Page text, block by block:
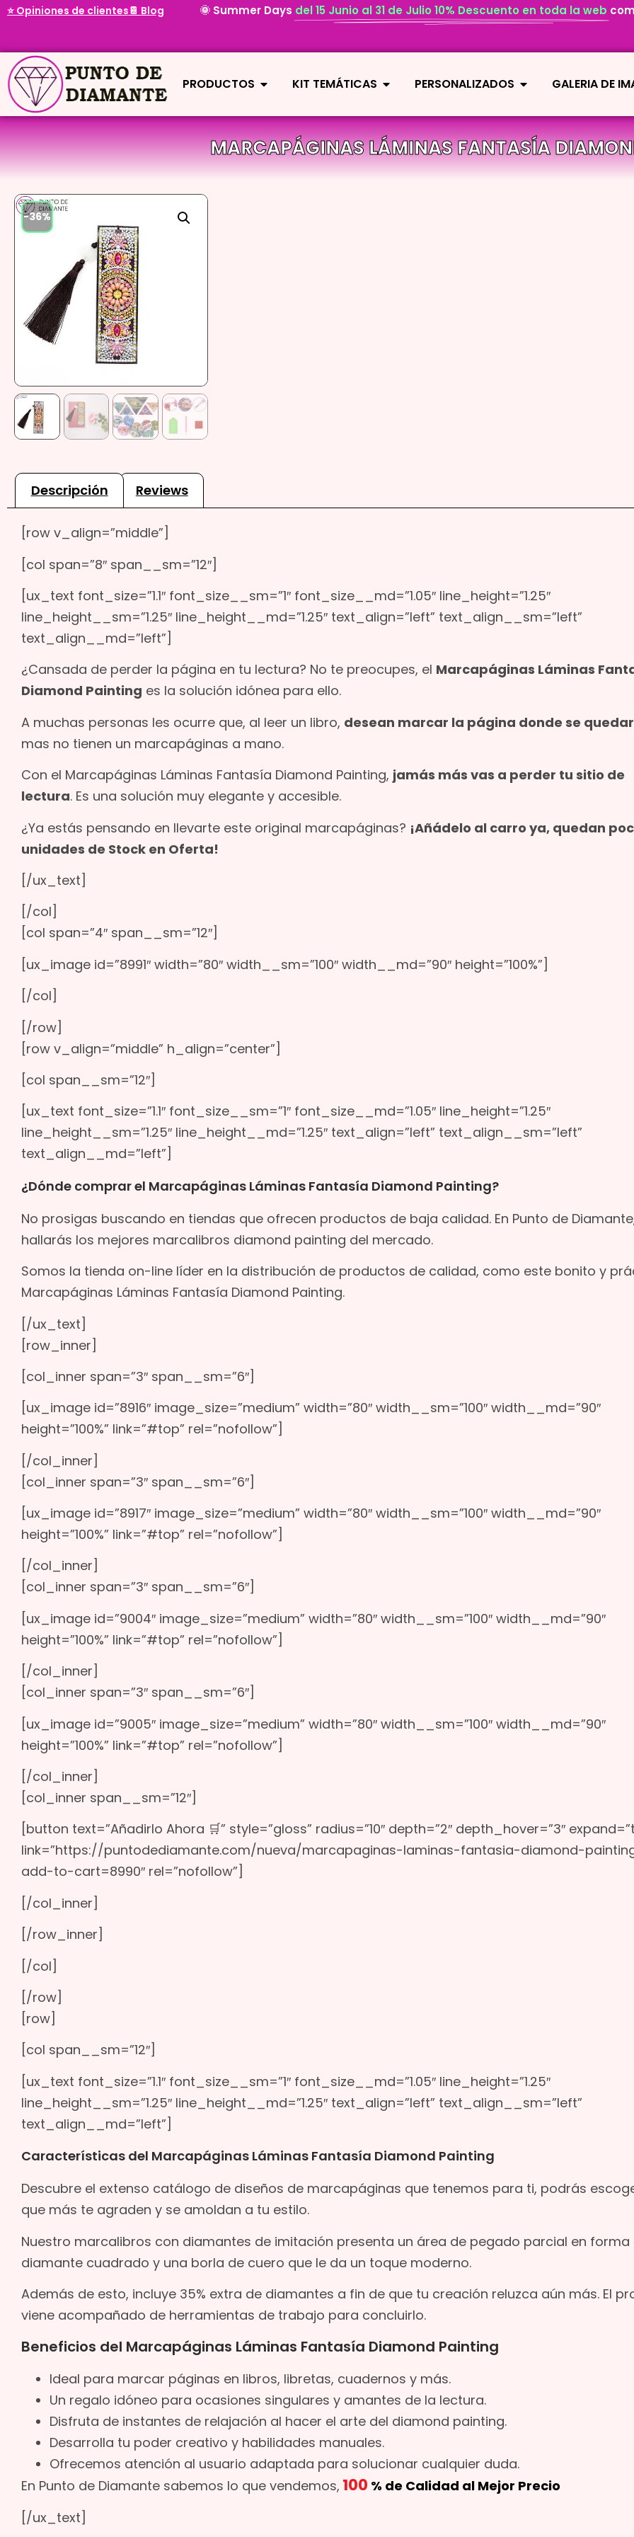
⭐ Opiniones de clientes📔 Blog 🌞 Summer Days del 15 Junio al 31 de Julio 10% Descuento en toda la web
PRODUCTOS KIT TEMÁTICAS PERSONALIZADOS GALERIA DE
MARCAPÁGINAS LÁMINAS FANTASÍA
-36%
Descripción Reviews
[row v_align=”middle”]
[col span=”8″ span__sm=”12″]
[ux_text font_size=”1.1″ font_size__sm=”1″ font_size__md=”1.05″ line_height=”1.25″
line_height__sm=”1.25″ line_height__md=”1.25″ text_align=”left” text_align__sm=”left”
text_align__md=”left”]
¿Cansada de perder la página en tu lectura? No te preocupes, el Marcapáginas Láminas
Diamond Painting es la solución idónea para ello.
A muchas personas les ocurre que, al leer un libro, desean marcar la página donde se
mas no tienen un marcapáginas a mano.
Con el Marcapáginas Láminas Fantasía Diamond Painting, jamás más vas a perder tu sitio de
lectura. Es una solución muy elegante y accesible.
¿Ya estás pensando en llevarte este original marcapáginas? ¡Añádelo al carro ya, quedan
unidades de Stock en Oferta!
[/ux_text]
[/col]
[col span=”4″ span__sm=”12″]
[ux_image id=”8991″ width=”80″ width__sm=”100″ width__md=”90″ height=”100%”]
[/col]
[/row]
[row v_align=”middle” h_align=”center”]
[col span__sm=”12″]
[ux_text font_size=”1.1″ font_size__sm=”1″ font_size__md=”1.05″ line_height=”1.25″
line_height__sm=”1.25″ line_height__md=”1.25″ text_align=”left” text_align__sm=”left”
text_align__md=”left”]
¿Dónde comprar el Marcapáginas Láminas Fantasía Diamond Painting?
No prosigas buscando en tiendas que ofrecen productos de baja calidad. En Punto de
hallarás los mejores marcalibros diamond painting del mercado.
Somos la tienda on-line líder en la distribución de productos de calidad, como este bonito y
Marcapáginas Láminas Fantasía Diamond Painting.
[/ux_text]
[row_inner]
[col_inner span=”3″ span__sm=”6″]
[ux_image id=”8916″ image_size=”medium” width=”80″ width__sm=”100″ width__md=”90″
height=”100%” link=”#top” rel=”nofollow”]
[/col_inner]
[col_inner span=”3″ span__sm=”6″]
[ux_image id=”8917″ image_size=”medium” width=”80″ width__sm=”100″ width__md=”90″
height=”100%” link=”#top” rel=”nofollow”]
[/col_inner]
[col_inner span=”3″ span__sm=”6″]
[ux_image id=”9004″ image_size=”medium” width=”80″ width__sm=”100″ width__md=”90″
height=”100%” link=”#top” rel=”nofollow”]
[/col_inner]
[col_inner span=”3″ span__sm=”6″]
[ux_image id=”9005″ image_size=”medium” width=”80″ width__sm=”100″ width__md=”90″
height=”100%” link=”#top” rel=”nofollow”]
[/col_inner]
[col_inner span__sm=”12″]
[button text=”Añadirlo Ahora 🛒” style=”gloss” radius=”10″ depth=”2″ depth_hover=”3″
link=”https://puntodediamante.com/nueva/marcapaginas-laminas-fantasia-diamond-
add-to-cart=8990″ rel=”nofollow”]
[/col_inner]
[/row_inner]
[/col]
[/row]
[row]
[col span__sm=”12″]
[ux_text font_size=”1.1″ font_size__sm=”1″ font_size__md=”1.05″ line_height=”1.25″
line_height__sm=”1.25″ line_height__md=”1.25″ text_align=”left” text_align__sm=”left”
text_align__md=”left”]
Características del Marcapáginas Láminas Fantasía Diamond Painting
Descubre el extenso catálogo de diseños de marcapáginas que tenemos para ti, podrás
que más te agraden y se amoldan a tu estilo.
Nuestro marcalibros con diamantes de imitación presenta un área de pegado parcial en forma
diamante cuadrado y una borla de cuero que le da un toque moderno.
Además de esto, incluye 35% extra de diamantes a fin de que tu creación reluzca aún más. El
viene acompañado de herramientas de trabajo para concluirlo.
Beneficios del Marcapáginas Láminas Fantasía Diamond Painting
Ideal para marcar páginas en libros, libretas, cuadernos y más.
Un regalo idóneo para ocasiones singulares y amantes de la lectura.
Disfruta de instantes de relajación al hacer el arte del diamond painting.
Desarrolla tu poder creativo y habilidades manuales.
Ofrecemos atención al usuario adaptada para solucionar cualquier duda.
En Punto de Diamante sabemos lo que vendemos, 100 % de Calidad al Mejor Precio
[/ux_text]